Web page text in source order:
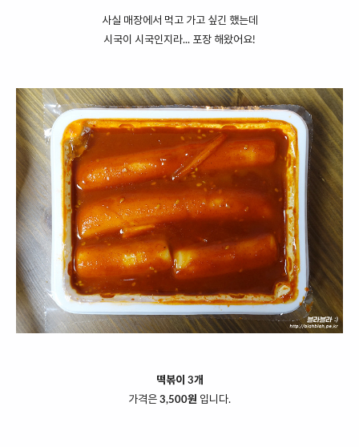
사실 매장에서 먹고 가고 싶긴 했는데
시국이 시국인지라... 포장 해왔어요!
떡볶이 3개
가격은 3,500원 입니다.